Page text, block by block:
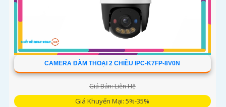
CAMERA ĐÀM THOẠI 2 CHIỀU IPC-K7FP-8V0N
Giá Bán: Liên Hệ
Giá Khuyến Mại: 5%-35%